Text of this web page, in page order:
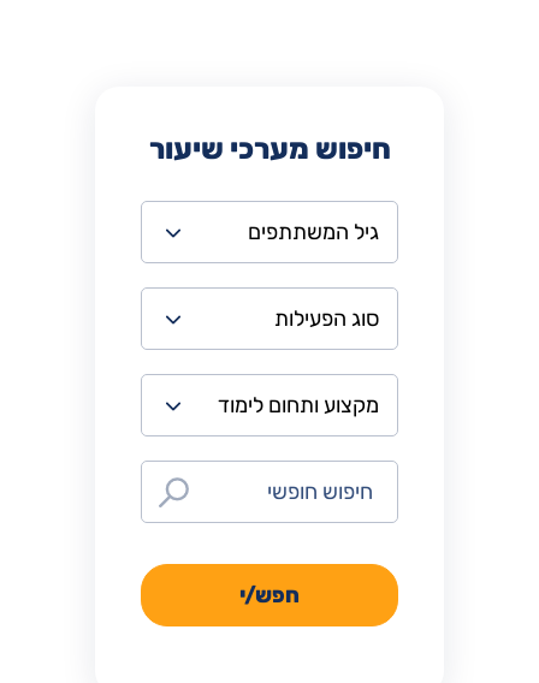
חיפוש מערכי שיעור
חפש/י